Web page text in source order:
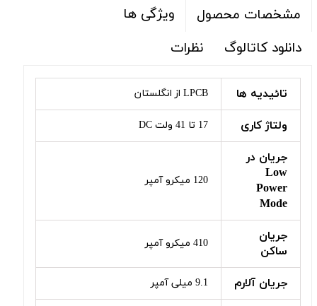
مشخصات محصول
ویژگی ها
دانلود کاتالوگ
نظرات
تائیدیه ها LPCB از انگلستان
ولتاژ کاری 17 تا 41 ولت DC
جریان در
Low
Power
Mode
120 میکرو آمپر
جریان
ساکن
410 میکرو آمپر
جریان آلارم 9.1 میلی آمپر